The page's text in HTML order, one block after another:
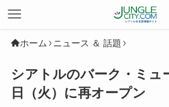
ホーム ニュース ＆ 話題
シアトルのバーク・ミュ
日（火）に再オープン